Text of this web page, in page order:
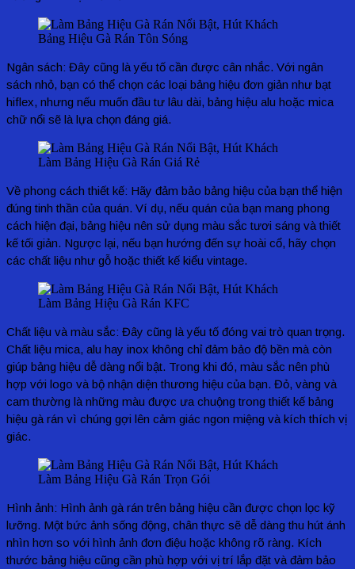
Bảng Hiệu Gà Rán Tôn Sóng
Ngân sách: Đây cũng là yếu tố cần được cân nhắc. Với ngân
sách nhỏ, bạn có thể chọn các loại bảng hiệu đơn giản như bạt
hiflex, nhưng nếu muốn đầu tư lâu dài, bảng hiệu alu hoặc mica
chữ nổi sẽ là lựa chọn đáng giá.
Làm Bảng Hiệu Gà Rán Giá Rẻ
Về phong cách thiết kế: Hãy đảm bảo bảng hiệu của bạn thể hiện
đúng tinh thần của quán. Ví dụ, nếu quán của bạn mang phong
cách hiện đại, bảng hiệu nên sử dụng màu sắc tươi sáng và thiết
kế tối giản. Ngược lại, nếu bạn hướng đến sự hoài cổ, hãy chọn
các chất liệu như gỗ hoặc thiết kế kiểu vintage.
Làm Bảng Hiệu Gà Rán KFC
Chất liệu và màu sắc: Đây cũng là yếu tố đóng vai trò quan trọng.
Chất liệu mica, alu hay inox không chỉ đảm bảo độ bền mà còn
giúp bảng hiệu dễ dàng nổi bật. Trong khi đó, màu sắc nên phù
hợp với logo và bộ nhận diện thương hiệu của bạn. Đỏ, vàng và
cam thường là những màu được ưa chuộng trong thiết kế bảng
hiệu gà rán vì chúng gợi lên cảm giác ngon miệng và kích thích vị
giác.
Làm Bảng Hiệu Gà Rán Trọn Gói
Hình ảnh: Hình ảnh gà rán trên bảng hiệu cần được chọn lọc kỹ
lưỡng. Một bức ảnh sống động, chân thực sẽ dễ dàng thu hút ánh
nhìn hơn so với hình ảnh đơn điệu hoặc không rõ ràng. Kích
thước bảng hiệu cũng cần phù hợp với vị trí lắp đặt và đảm bảo